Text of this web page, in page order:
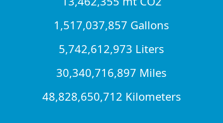
1,517,037,857 Gallons
5,742,612,973 Liters
30,340,716,897 Miles
48,828,650,712 Kilometers